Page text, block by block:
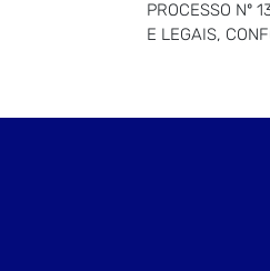
PROCESSO Nº
E LEGAIS,